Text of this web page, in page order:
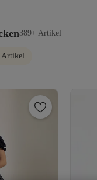
389+ Artikel
Artikel